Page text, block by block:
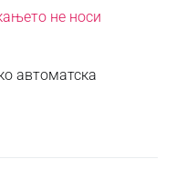
не носи
автоматска